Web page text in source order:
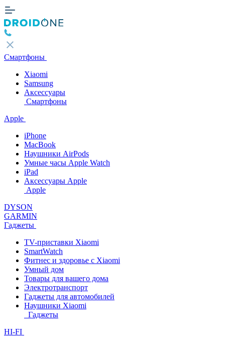
Смартфоны
Xiaomi
Samsung
Аксессуары
Смартфоны
Apple
iPhone
MacBook
Наушники AirPods
Умные часы Apple Watch
iPad
Аксессуары Apple
Apple
DYSON
GARMIN
Гаджеты
TV-приставки Xiaomi
SmartWatch
Фитнес и здоровье с Xiaomi
Умный дом
Товары для вашего дома
Электротранспорт
Гаджеты для автомобилей
Наушники Xiaomi
Гаджеты
HI-FI